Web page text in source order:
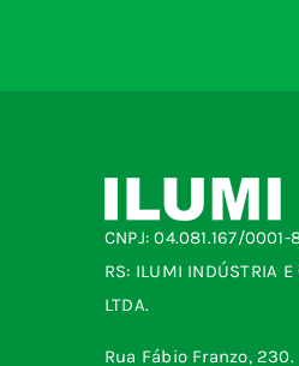
CNPJ: 04.081.167/0001-
RS: ILUMI INDÚSTRIA E
LTDA.
Rua Fábio Franzo, 230.